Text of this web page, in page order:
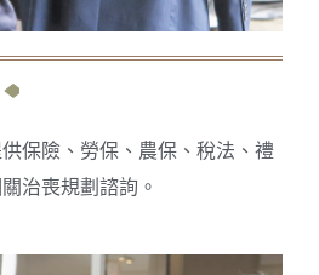
保險、勞保、農保、稅法、禮
治喪規劃諮詢。